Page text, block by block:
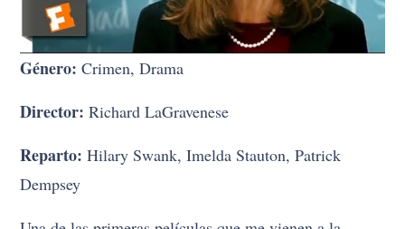
Género: Crimen, Drama
Director: Richard LaGravenese
Reparto:Hilary Swank, Imelda Stauton, Patrick
Dempsey